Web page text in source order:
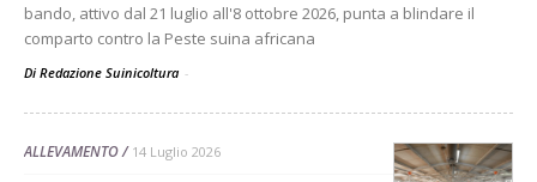
bando, attivo dal 21 luglio all'8 ottobre 2026, punta a blindare il
comparto contro la Peste suina africana
Di Redazione Suinicoltura -
ALLEVAMENTO 14 Luglio 2026